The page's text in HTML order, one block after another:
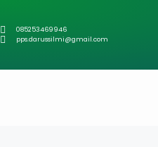
085253469946
pps.darussilmi@gmail.com